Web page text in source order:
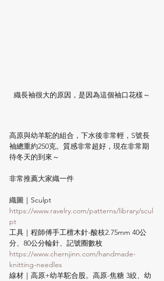
織長袖很大的原因，是因為這個袖口花樣～
高原與幼羊駝的組合，下水後非常輕，S號長
袖總重約250克。質感非常超好，現在非常期
待冬天的到來～
非常推薦大家織一件
織圖｜Sculpt
https://www.ravelry.com/patterns/library/scul
pt
工具｜程師傅手工檀木針-酸枝2.75mm 40公
分、80公分輪針、記號圈數枚
https://www.chernjinn.com/handmade-
knitting-needles
線材｜高原+幼羊駝合股。高原-焦糖 3絞、幼